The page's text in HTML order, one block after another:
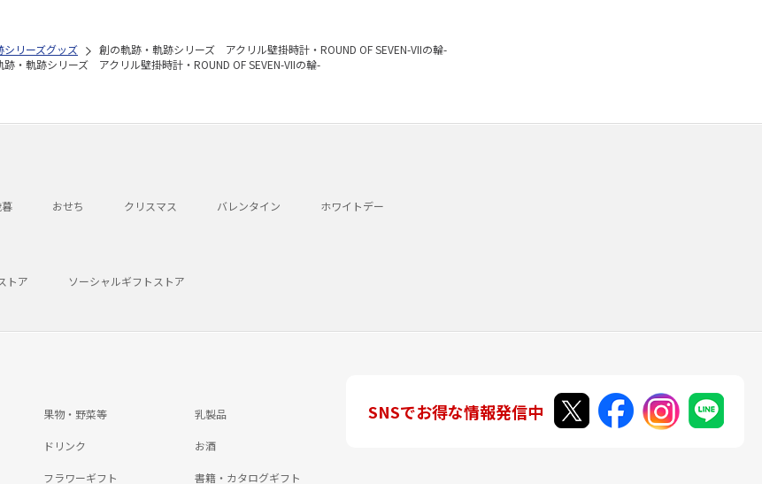
シリーズグッズ
創の軌跡・軌跡シリーズ アクリル壁掛時計・ROUND OF SEVEN-VIIの輪-
跡・軌跡シリーズ アクリル壁掛時計・ROUND OF SEVEN-VIIの輪-
おせち クリスマス バレンタイン ホワイトデー
トア ソーシャルギフトストア
果物・野菜等 乳製品
ドリンク お酒
フラワーギフト 書籍・カタログギフト
SNSでお得な情報発信中